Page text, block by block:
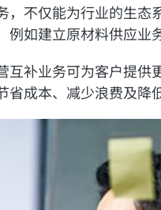
，不仅能为行业的生
如建立原材料供应业
补业务可为客户提
成本、减少浪费及降